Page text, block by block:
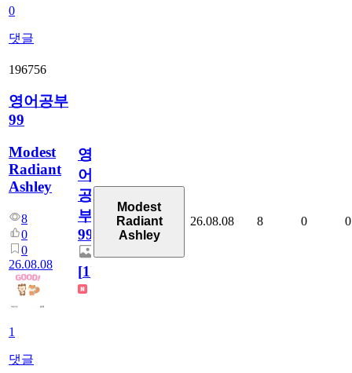
0
댓글
196756
영어공부
99
Modest
Radiant
Ashley
8
0
0
26.08.08
1
댓글
영
어
공
부
99
[1]
Modest
Radiant
Ashley
26.08.08 8 0 0